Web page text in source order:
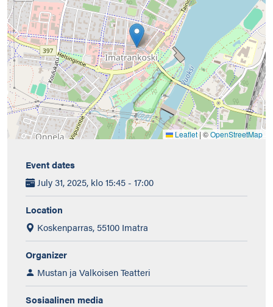
Leaflet | ©OpenStreetMap
Event dates
July 31, 2025, klo 15:45 - 17:00
Location
Koskenparras, 55100 Imatra
Organizer
Mustan ja Valkoisen Teatteri
Sosiaalinen media